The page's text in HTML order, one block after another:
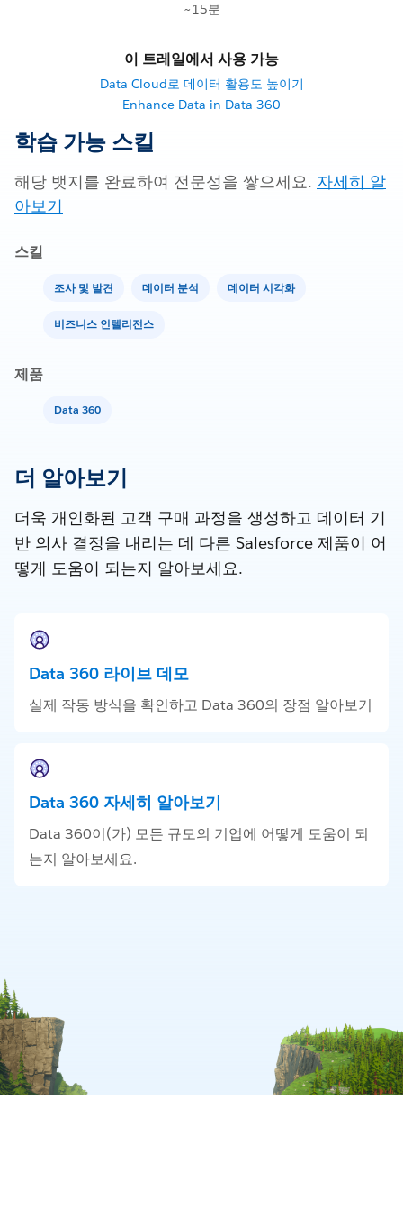
~15분
이 트레일에서 사용 가능
Data Cloud로 데이터 활용도 높이기
Enhance Data in Data 360
학습 가능 스킬
해당 뱃지를 완료하여 전문성을 쌓으세요. 자세히 알
아보기
스킬
조사 및 발견 데이터 분석 데이터 시각화
비즈니스 인텔리전스
제품
Data 360
더 알아보기
더욱 개인화된 고객 구매 과정을 생성하고 데이터 기
반 의사 결정을 내리는 데 다른 Salesforce 제품이 어
떻게 도움이 되는지 알아보세요.
Data 360 라이브 데모
실제 작동 방식을 확인하고 Data 360의 장점 알아보기
Data 360 자세히 알아보기
Data 360이(가) 모든 규모의 기업에 어떻게 도움이 되
는지 알아보세요.